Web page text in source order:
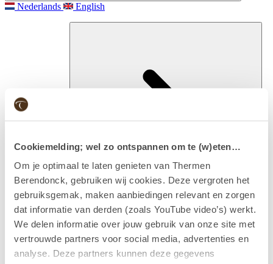
Cookiemelding; wel zo ontspannen om te (w)eten…
Om je optimaal te laten genieten van Thermen
Berendonck, gebruiken wij cookies. Deze vergroten het
gebruiksgemak, maken aanbiedingen relevant en zorgen
dat informatie van derden (zoals YouTube video’s) werkt.
We delen informatie over jouw gebruik van onze site met
vertrouwde partners voor social media, advertenties en
analyse. Deze partners kunnen deze gegevens
Nederlands English
Besuchen
Eintritt & Arrangements